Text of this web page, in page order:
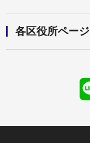
各区役所ページ